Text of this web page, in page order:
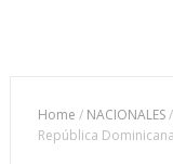
Home / NACIONALES/
República Dominicana